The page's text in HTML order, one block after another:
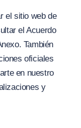
el sitio web de
el Acuerdo
También
oficiales
en nuestro
y